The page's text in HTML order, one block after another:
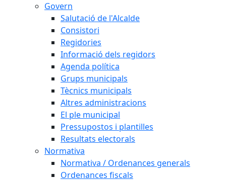
Govern
Salutació de l'Alcalde
Consistori
Regidories
Informació dels regidors
Agenda política
Grups municipals
Tècnics municipals
Altres administracions
El ple municipal
Pressupostos i plantilles
Resultats electorals
Normativa
Normativa / Ordenances generals
Ordenances fiscals